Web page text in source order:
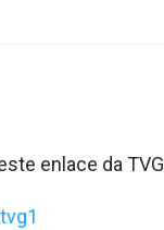
enlace da TVG